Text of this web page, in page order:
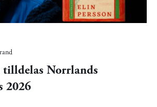
tilldelas Norrlands
2026